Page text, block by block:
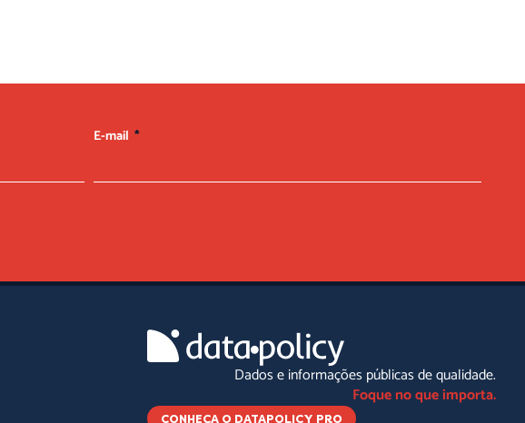
E-mail
Dados e informações públicas de qualidade.
Foque no que importa.
CONHEÇA O DATAPOLICY PRO